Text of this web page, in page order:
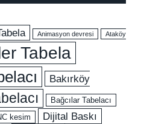
Animasyon devresi Ataköy
Tabela
Bakırköy
Bağcılar Tabelacı
kesim Dijital Baskı